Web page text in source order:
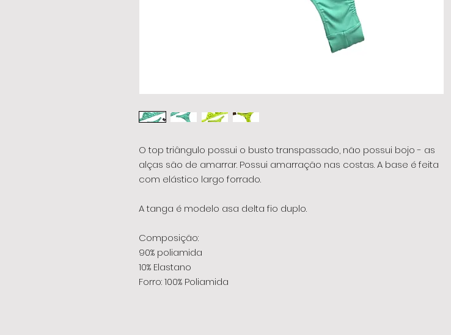
O top triângulo possui o busto transpassado, não possui bojo - as
alças são de amarrar. Possui amarração nas costas. A base é feita
com elástico largo forrado.
A tanga é modelo asa delta fio duplo.
Composição:
90% poliamida
10% Elastano
Forro: 100% Poliamida